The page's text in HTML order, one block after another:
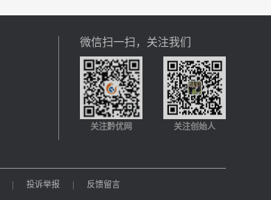
微信扫一扫，关注我们
关注黔优网 关注创始人
| 投诉举报 |
反馈留言